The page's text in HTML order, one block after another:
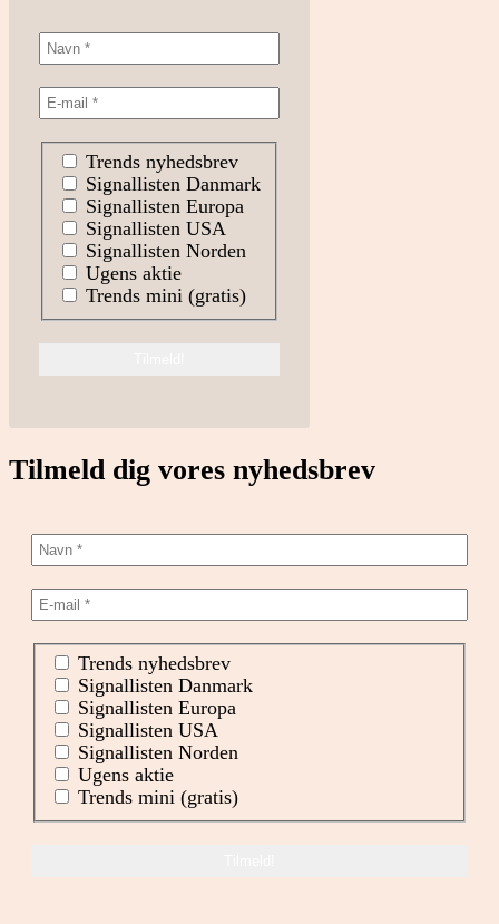
Trends nyhedsbrev
Signallisten Danmark
Signallisten Europa
Signallisten USA
Signallisten Norden
Ugens aktie
Trends mini (gratis)
Tilmeld dig vores nyhedsbrev
Trends nyhedsbrev
Signallisten Danmark
Signallisten Europa
Signallisten USA
Signallisten Norden
Ugens aktie
Trends mini (gratis)